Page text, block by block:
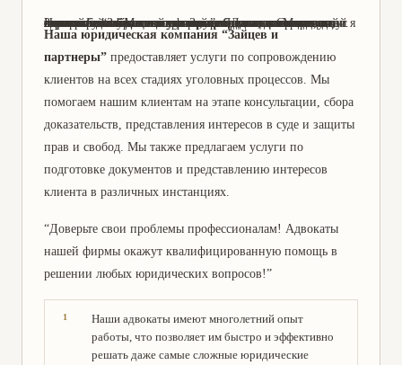
Здравствуйте! Меня зовут Зайцев Даниил Сергеевич, и я являюсь адвокатом по уголовным делам в юридической компании “Зайцев и партнеры”. Я имею многолетний опыт работы в данной сфере, что позволяет мне гарантировать высокое качество предоставляемых услуг. Наша компания специализируется на защите прав и интересов клиентов в уголовных делах, и мы всегда стремимся найти оптимальное решение для каждого случая. Если у вас возникли проблемы с законом, не стесняйтесь обращаться к нам за помощью. Мы всегда готовы помочь!
Наша юридическая компания “Зайцев и
партнеры” предоставляет услуги по сопровождению
клиентов на всех стадиях уголовных процессов. Мы
помогаем нашим клиентам на этапе консультации, сбора
доказательств, представления интересов в суде и защиты
прав и свобод. Мы также предлагаем услуги по
подготовке документов и представлению интересов
клиента в различных инстанциях.
“Доверьте свои проблемы профессионалам! Адвокаты
нашей фирмы окажут квалифицированную помощь в
решении любых юридических вопросов!”
Наши адвокаты имеют многолетний опыт
работы, что позволяет им быстро и эффективно
решать даже самые сложные юридические